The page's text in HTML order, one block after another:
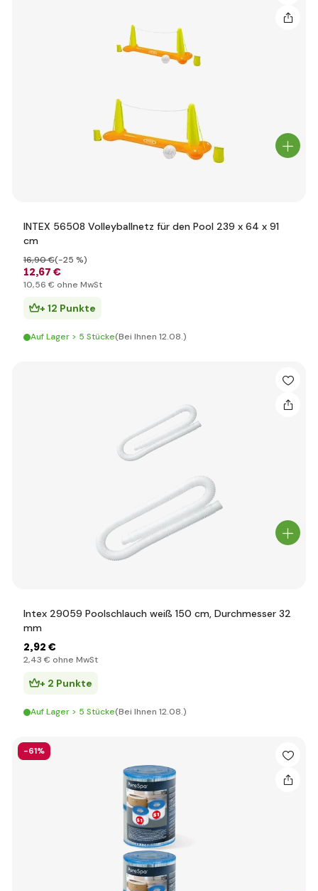
INTEX 56508 Volleyballnetz für den Pool 239 x 64 x 91
cm
12,67 €
16,90 €(-25 %)
10,56 € ohne MwSt
+ 12 Punkte
Auf Lager > 5 Stücke(Bei Ihnen 12.08.)
Intex 29059 Poolschlauch weiß 150 cm, Durchmesser 32
mm
2,92 €
2,43 € ohne MwSt
+ 2 Punkte
Auf Lager > 5 Stücke(Bei Ihnen 12.08.)
-61%